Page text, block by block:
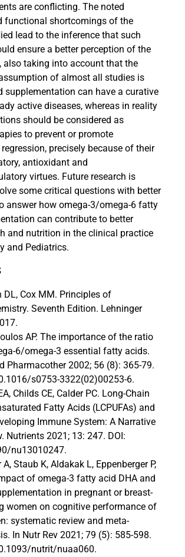
are conflicting. The noted
functional shortcomings of the
lead to the inference that such
ensure a better perception of the
also taking into account that the
of almost all studies is
supplementation can have a curative
active diseases, whereas in reality
should be considered as
to prevent or promote
precisely because of their
antioxidant and
virtues. Future research is
some critical questions with better
answer how omega-3/omega-6 fatty
can contribute to better
and nutrition in the clinical practice
and Pediatrics.
DL, Cox MM. Principles of
Seventh Edition. Lehninger
AP. The importance of the ratio
6/omega-3 essential fatty acids.
Pharmacother 2002; 56 (8): 365-79.
s0753-3322(02)00253-6.
Childs CE, Calder PC. Long-Chain
Fatty Acids (LCPUFAs) and
Immune System: A Narrative
Nutrients 2021; 13: 247. DOI:
nu13010247.
A, Staub K, Aldakak L, Eppenberger P,
of omega-3 fatty acid DHA and
in pregnant or breast-
women on cognitive performance of
systematic review and meta-
In Nutr Rev 2021; 79 (5): 585-598.
nutrit/nuaa060.